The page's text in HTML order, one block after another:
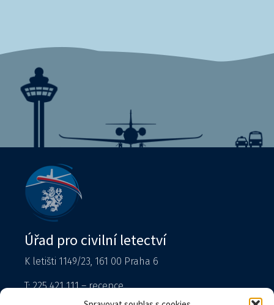
Úřad pro civilní letectví
K letišti 1149/23, 161 00 Praha 6
T: 225 421 111 – recepce